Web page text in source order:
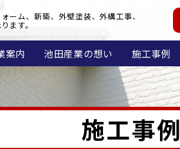
ーム、新築、外壁塗装、外構工事、
ます。
案内 池田産業の想い 施工事例
施工事例